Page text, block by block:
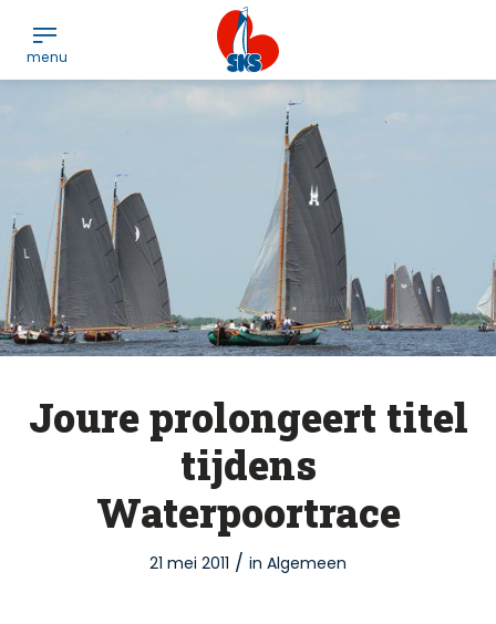
Joure prolongeert titel
tijdens
Waterpoortrace
21 mei 2011 / in Algemeen